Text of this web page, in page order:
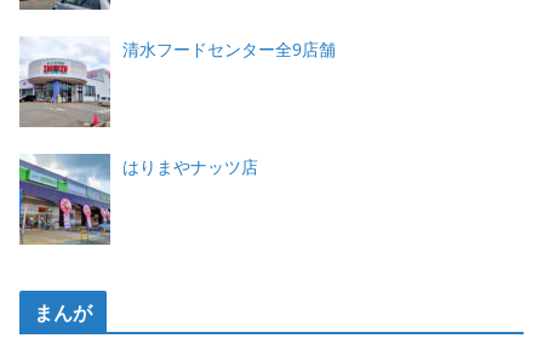
清水フードセンター全9店舗
はりまやナッツ店
まんが